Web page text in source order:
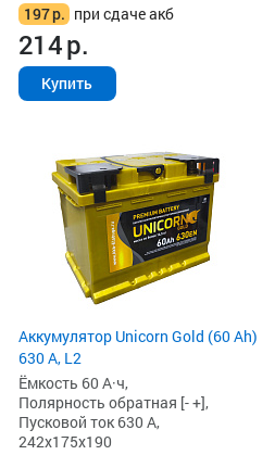
197р. при сдаче акб
214р.
Купить
Аккумулятор Unicorn Gold (60 Ah)
630 А, L2
Ёмкость 60 А·ч,
Полярность обратная [- +],
Пусковой ток 630 А,
242x175x190